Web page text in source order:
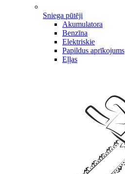
Sniega pūtēji
Akumulatora
Benzīna
Elektriskie
Papildus aprīkojums
Eļļas